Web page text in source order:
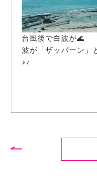
台風後で白波が🌊
波が「ザッパーン」
♪♪